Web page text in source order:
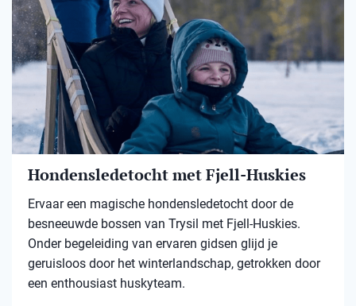
Hondensledetocht met Fjell-Huskies
Ervaar een magische hondensledetocht door de
besneeuwde bossen van Trysil met Fjell-Huskies.
Onder begeleiding van ervaren gidsen glijd je
geruisloos door het winterlandschap, getrokken door
een enthousiast huskyteam.